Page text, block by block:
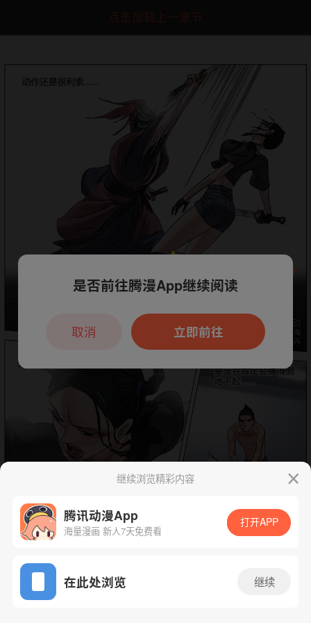
点击加载上一章节
App免费看
下一话
继续浏览精彩内容
腾讯动漫App
海量漫画 新人7天免费看
打开APP
在此处浏览 继续
本章节仅支持App阅读，可打开App新用
户7天免费看
是否前往腾漫App继续阅读
立即前往
取消